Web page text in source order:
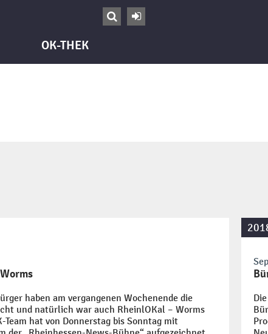


OK-THEK
haben am vergangenen Wochenende die
und natürlich war auch RheinlOKal – Worms
hat von Donnerstag bis Sonntag mit